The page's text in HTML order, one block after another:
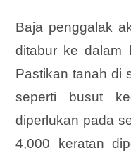
Baja penggalak
ditabur ke dalam
Pastikan tanah di
seperti busut
diperlukan pada
4,000 keratan